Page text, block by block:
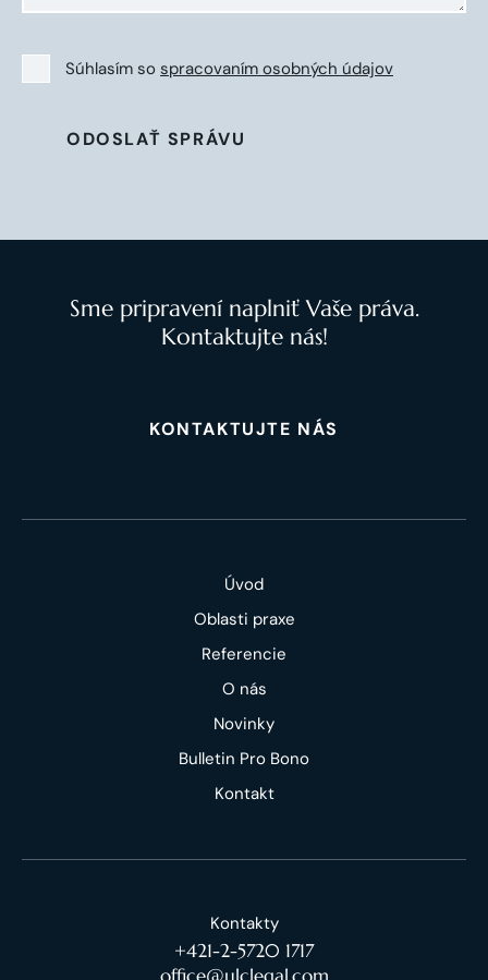
Súhlasím so spracovaním osobných údajov
ODOSLAŤ SPRÁVU
Sme pripravení naplniť Vaše práva.
Kontaktujte nás!
KONTAKTUJTE NÁS
Úvod
Oblasti praxe
Referencie
O nás
Novinky
Bulletin Pro Bono
Kontakt
Kontakty
+421-2-5720 1717